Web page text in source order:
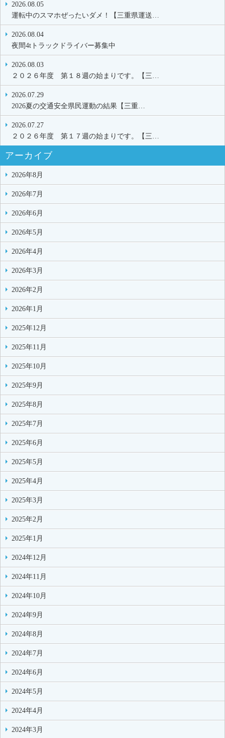
2026.08.05
運転中のスマホぜったいダメ！【三重県運送…
2026.08.04
夜間4tトラックドライバー募集中
2026.08.03
２０２６年度 第１８週の始まりです。【三…
2026.07.29
2026夏の交通安全県民運動の結果【三重…
2026.07.27
２０２６年度 第１７週の始まりです。【三…
アーカイブ
2026年8月
2026年7月
2026年6月
2026年5月
2026年4月
2026年3月
2026年2月
2026年1月
2025年12月
2025年11月
2025年10月
2025年9月
2025年8月
2025年7月
2025年6月
2025年5月
2025年4月
2025年3月
2025年2月
2025年1月
2024年12月
2024年11月
2024年10月
2024年9月
2024年8月
2024年7月
2024年6月
2024年5月
2024年4月
2024年3月